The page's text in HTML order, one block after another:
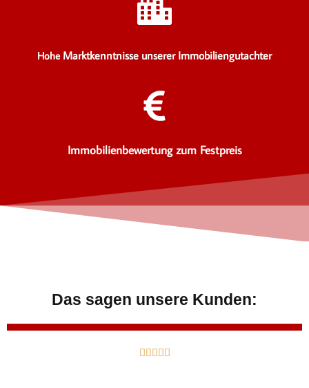
Hohe Marktkenntnisse unserer Immobiliengutachter
Immobilienbewertung zum Festpreis
Das sagen unsere Kunden:
    B